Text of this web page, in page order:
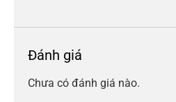
Đánh giá
Chưa có đánh giá nào.